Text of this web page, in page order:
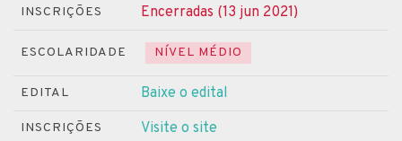
INSCRIÇÕES Encerradas (13 jun 2021)
ESCOLARIDADE NÍVEL MÉDIO
EDITAL Baixe o edital
INSCRIÇÕES Visite o site